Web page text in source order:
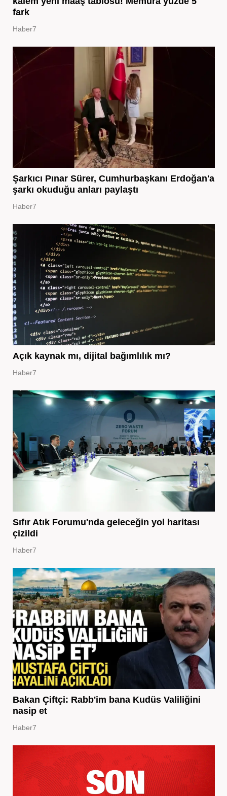
fark
Haber7
Şarkıcı Pınar Sürer, Cumhurbaşkanı Erdoğan'a
şarkı okuduğu anları paylaştı
Haber7
Açık kaynak mı, dijital bağımlılık mı?
Haber7
Sıfır Atık Forumu'nda geleceğin yol haritası
çizildi
Haber7
Bakan Çiftçi: Rabb'im bana Kudüs Valiliğini
nasip et
Haber7